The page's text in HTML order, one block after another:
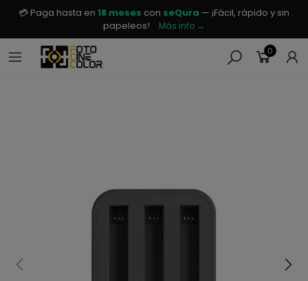
💳 Paga hasta en 18 meses con seQura — ¡Fácil, rápido y sin
papeleos!
Más info →
0